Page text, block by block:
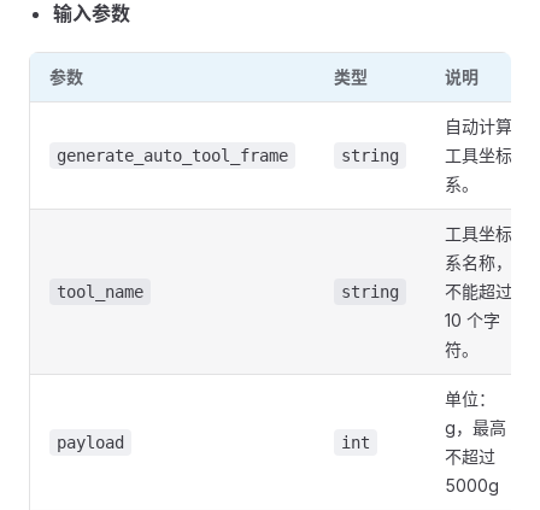
输入参数
参数 类型 说明
generate_auto_tool_frame string
自动计算
工具坐标
系。
tool_name string
工具坐标
系名称，
不能超过
10 个字
符。
payload int
单位：
g，最高
不超过
5000g